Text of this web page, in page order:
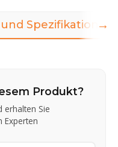
Spezifikationen
Produkt?
erhalten Sie
Experten
→